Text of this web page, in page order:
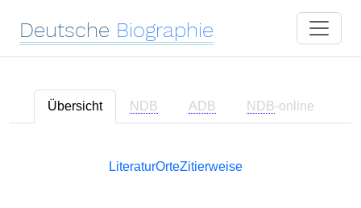
Deutsche Biographie
Übersicht NDB ADB NDB-online
LiteraturOrteZitierweise